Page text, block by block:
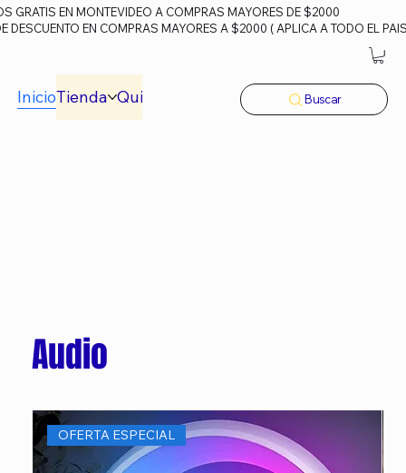
GRATIS EN MONTEVIDEO A COMPRAS MAYORES DE $2000
DESCUENTO EN COMPRAS MAYORES A $2000 ( APLICA A TODO EL
InicioTienda Quiénes Somos Preguntas Frecuentes
Buscar
Audio
OFERTA ESPECIAL